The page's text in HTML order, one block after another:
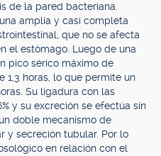
de la pared bacteriana.
amplia y casi completa
que no se afecta
el estómago. Luego de una
pico sérico máximo de
horas, lo que permite un
Su ligadura con las
y su excreción se efectúa sin
doble mecanismo de
y secreción tubular. Por lo
en relación con el